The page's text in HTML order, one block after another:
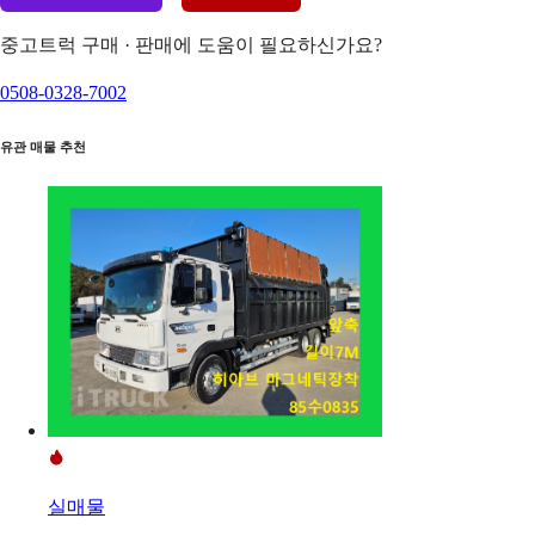
중고트럭 구매 · 판매에 도움이 필요하신가요?
0508-0328-7002
유관 매물 추천
실매물